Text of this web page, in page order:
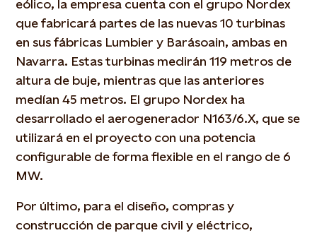
eólico, la empresa cuenta con el grupo Nordex
que fabricará partes de las nuevas 10 turbinas
en sus fábricas Lumbier y Barásoain, ambas en
Navarra. Estas turbinas medirán 119 metros de
altura de buje, mientras que las anteriores
medían 45 metros. El grupo Nordex ha
desarrollado el aerogenerador N163/6.X, que se
utilizará en el proyecto con una potencia
configurable de forma flexible en el rango de 6
MW.
Por último, para el diseño, compras y
construcción de parque civil y eléctrico,